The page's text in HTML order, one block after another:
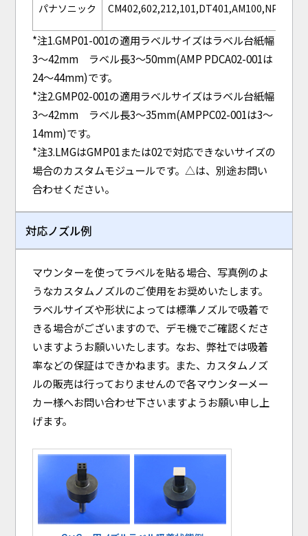
パナソニック CM402,602,212,101,DT401,AM100,NPM
*注1.GMP01-001の適用ラベルサイズはラベル台紙幅
3〜42mm ラベル長3〜50mm(AMP PDCA02-001は
24〜44mm)です。
*注2.GMP02-001の適用ラベルサイズはラベル台紙幅
3〜42mm ラベル長3〜35mm(AMPPC02-001は3〜
14mm)です。
*注3.LMGはGMP01または02で対応できないサイズの
場合のカスタムモジュールです。△は、別途お問い
合わせください。
対応ノズル例
マウンターを使ってラベルを貼る場合、写真例のよ
うなカスタムノズルのご使用をお奨めいたします。
ラベルサイズや形状によっては標準ノズルで吸着で
きる場合がございますので、デモ機でご確認くださ
いますようお願いいたします。なお、弊社では吸着
率などの保証はできかねます。また、カスタムノズ
ルの販売は行っておりませんので各マウンターメー
カー様へお問い合わせ下さいますようお願い申し上
げます。